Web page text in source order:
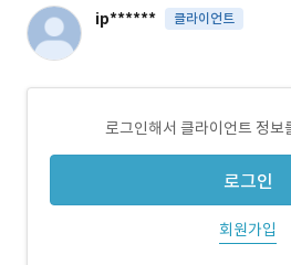
ip****** 클라이언트
로그인해서 클라이언트 정보
로그인
회원가입